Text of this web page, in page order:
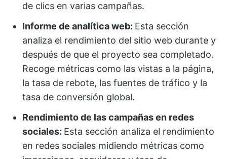
de clics en varias campañas.
Informe de analítica web: Esta sección
analiza el rendimiento del sitio web durante y
después de que el proyecto sea completado.
Recoge métricas como las vistas a la página,
la tasa de rebote, las fuentes de tráfico y la
tasa de conversión global.
Rendimiento de las campañas en redes
sociales: Esta sección analiza el rendimiento
en redes sociales midiendo métricas como